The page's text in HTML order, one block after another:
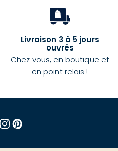
Livraison 3 à 5 jours
ouvrés
Chez vous, en boutique et
en point relais !